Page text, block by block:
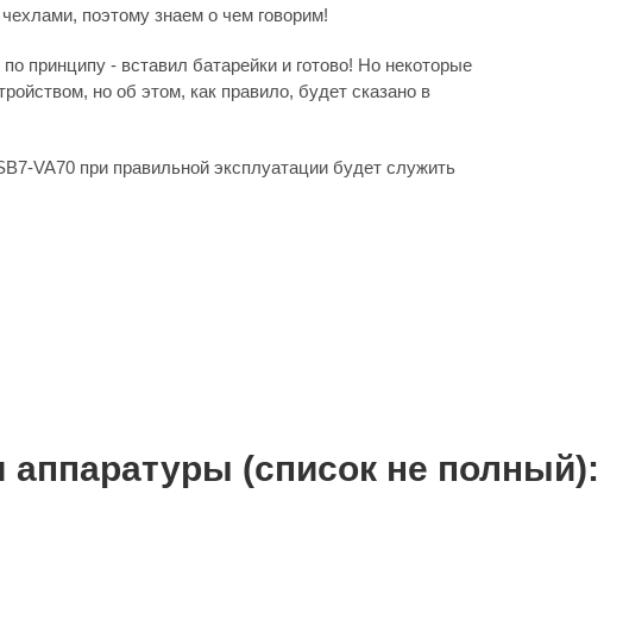
поэтому знаем о чем говорим!
принципу - вставил батарейки и готово! Но некоторые
но об этом, как правило, будет сказано в
VA70 при правильной эксплуатации будет служить
аппаратуры (список не полный):